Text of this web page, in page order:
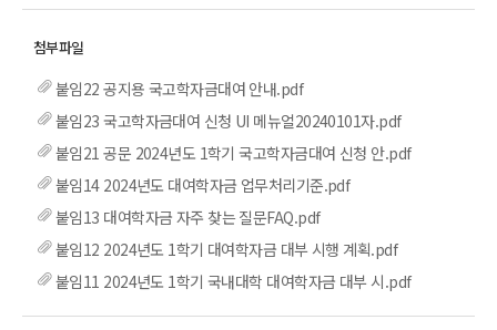
붙임22 공지용 국고학자금대여 안내.pdf
붙임23 국고학자금대여 신청 UI 메뉴얼20240101자.pdf
붙임21 공문 2024년도 1학기 국고학자금대여 신청 안.pdf
붙임14 2024년도 대여학자금 업무처리기준.pdf
붙임13 대여학자금 자주 찾는 질문FAQ.pdf
붙임12 2024년도 1학기 대여학자금 대부 시행 계획.pdf
붙임11 2024년도 1학기 국내대학 대여학자금 대부 시.pdf